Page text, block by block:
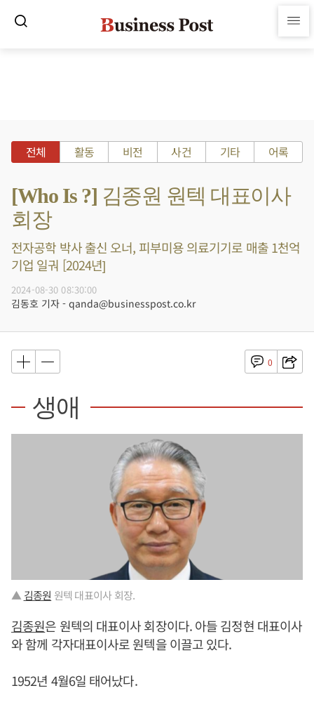
전체 활동 비전 사건 기타 어록
[Who Is ?] 김종원 원텍 대표이사
회장
전자공학 박사 출신 오너, 피부미용 의료기기로 매출 1천억
기업 일궈 [2024년]
2024-08-30 08:30:00
김동호 기자 - qanda@businesspost.co.kr
0
생애
▲ 김종원 원텍 대표이사 회장.
김종원은 원텍의 대표이사 회장이다. 아들 김정현 대표이사
와 함께 각자대표이사로 원텍을 이끌고 있다.
1952년 4월6일 태어났다.